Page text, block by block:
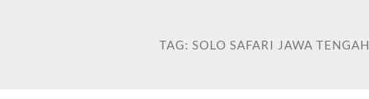
TAG:SOLO SAFARI JAWA TENGAH